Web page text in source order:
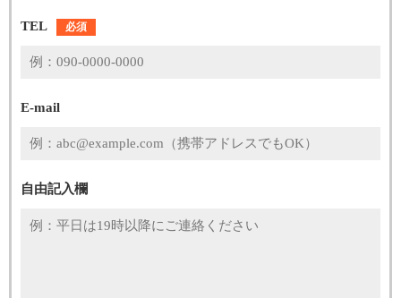
TEL 必須
E-mail
自由記入欄